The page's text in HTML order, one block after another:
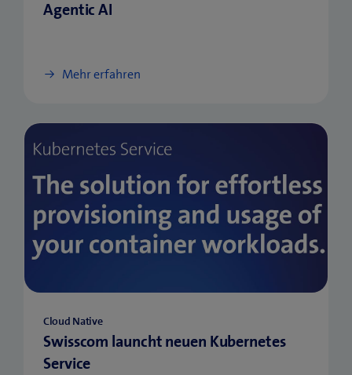
Agentic AI
Mehr erfahren
Cloud Native
Swisscom launcht neuen Kubernetes
Service